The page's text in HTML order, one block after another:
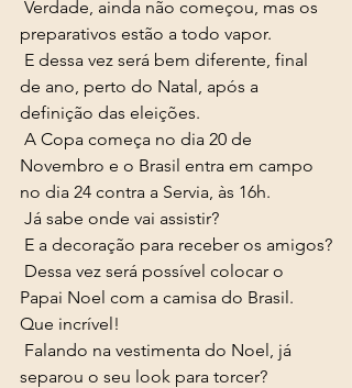
preparativos estão a todo vapor.
de ano, perto do Natal, após a
definição das eleições.
Novembro e o Brasil entra em campo
no dia 24 contra a Servia, às 16h.
Já sabe onde vai assistir?
E a decoração para receber os amigos?
Papai Noel com a camisa do Brasil.
Que incrível!
separou o seu look para torcer?